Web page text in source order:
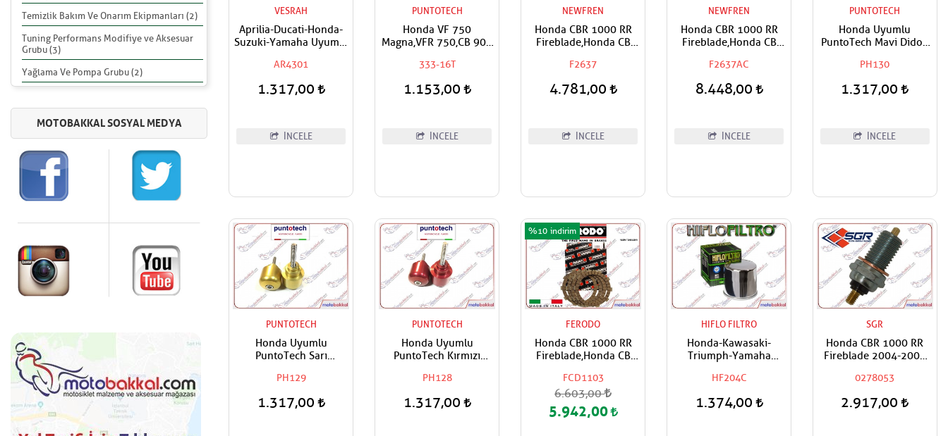
Temizlik Bakım Ve Onarım Ekipmanları (2)
Tuning Performans Modifiye ve Aksesuar
Grubu (3)
Yağlama Ve Pompa Grubu (2)
VESRAH
Aprilia-Ducati-Honda-
Suzuki-Yamaha Uyumlu
Yağ Keçesi
AR4301
1.317,00
İNCELE
PUNTOTECH
Honda VF 750
Magna,VFR 750,CB 900
1000,CBF 1000,CBR
1000,Fire Storm
333-16T
1.153,00
İNCELE
NEWFREN
Honda CBR 1000 RR
Fireblade,Honda CB
Debriyaj Balata Takımı
F2637
4.781,00
İNCELE
NEWFREN
Honda CBR 1000 RR
Fireblade,Honda CB
Debriyaj Ve Sac Balata
Takımı
F2637AC
8.448,00
İNCELE
PUNTOTECH
Honda Uyumlu
PuntoTech Mavi Didon
PH130
1.317,00
İNCELE
PUNTOTECH
Honda Uyumlu
PuntoTech Sarı
PH129
1.317,00
PUNTOTECH
Honda Uyumlu
PuntoTech Kırmızı
PH128
1.317,00
FERODO
Honda CBR 1000 RR
Fireblade,Honda CB
Balatası
FCD1103
%10
6.603,00
5.942,00
HIFLO FILTRO
Honda-Kawasaki-
Triumph-Yamaha
Filtresi
HF204C
1.374,00
SGR
Honda CBR 1000 RR
Fireblade 2004-2007
Boş Müşürü
0278053
2.917,00